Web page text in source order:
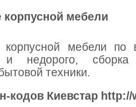
корпусной мебели
корпусной мебели
и недорого,
техники.
кодов Киевстар